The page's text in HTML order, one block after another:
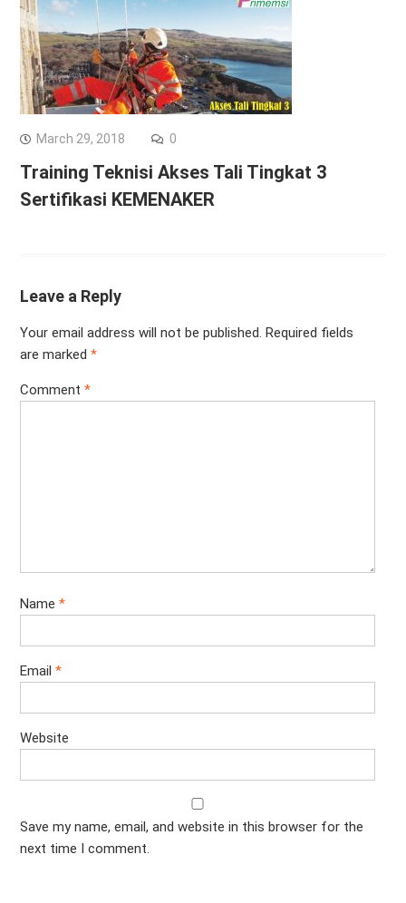
March 29, 2018 0
Training Teknisi Akses Tali Tingkat 3
Sertifikasi KEMENAKER
Leave a Reply
Your email address will not be published. Required fields
are marked *
Comment *
Name *
Email *
Website
Save my name, email, and website in this browser for the
next time I comment.